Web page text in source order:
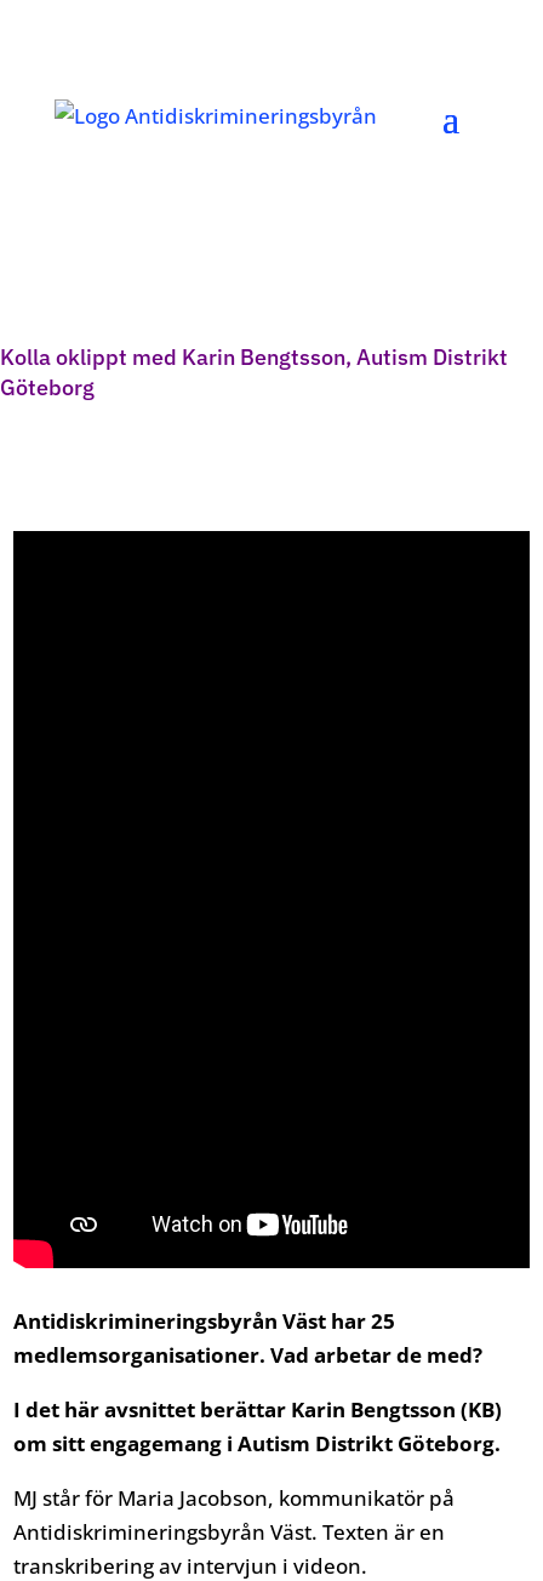
Kolla oklippt med Karin Bengtsson, Autism Distrikt
Göteborg
Antidiskrimineringsbyrån Väst har 25
medlemsorganisationer. Vad arbetar de med?
I det här avsnittet berättar Karin Bengtsson (KB)
om sitt engagemang i Autism Distrikt Göteborg.
MJ står för Maria Jacobson, kommunikatör på
Antidiskrimineringsbyrån Väst. Texten är en
transkribering av intervjun i videon.